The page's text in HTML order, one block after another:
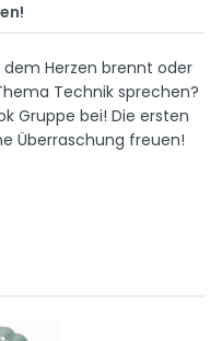
Herzen brennt oder
Technik sprechen?
Gruppe bei! Die ersten
Überraschung freuen!